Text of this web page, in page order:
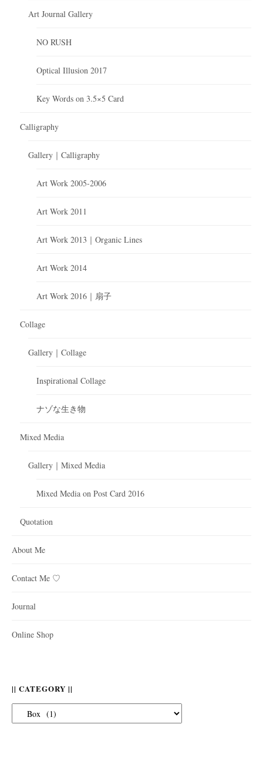
Art Journal Gallery
NO RUSH
Optical Illusion 2017
Key Words on 3.5×5 Card
Calligraphy
Gallery｜Calligraphy
Art Work 2005-2006
Art Work 2011
Art Work 2013｜Organic Lines
Art Work 2014
Art Work 2016｜扇子
Collage
Gallery｜Collage
Inspirational Collage
ナゾな生き物
Mixed Media
Gallery｜Mixed Media
Mixed Media on Post Card 2016
Quotation
About Me
Contact Me ♡
Journal
Online Shop
|| CATEGORY ||
Category